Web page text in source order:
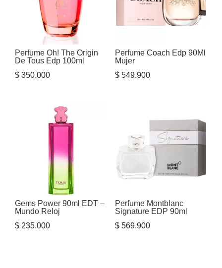
Perfume Oh! The Origin
De Tous Edp 100ml
$ 350.000
Perfume Coach Edp 90Ml
Mujer
$549.900
Gems Power 90ml EDT –
Mundo Reloj
$ 235.000
Perfume Montblanc
Signature EDP 90ml
$569.900